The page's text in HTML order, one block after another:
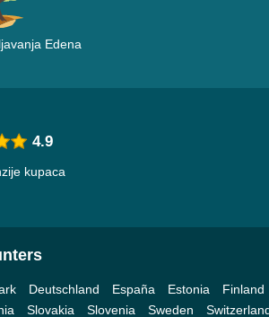
Edena
4.9
kupaca
Deutschland España Estonia Finland
Slovakia Slovenia Sweden